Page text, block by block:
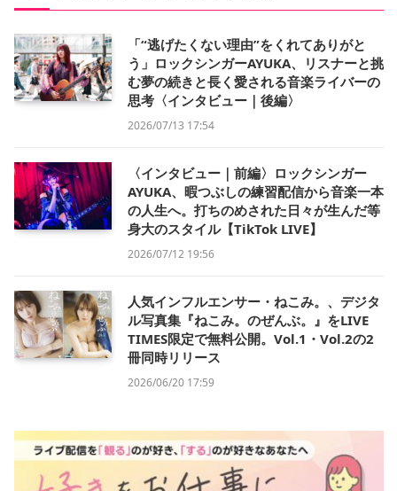
「“逃げたくない理由”をくれてありがと
う」ロックシンガーAYUKA、リスナーと挑
む夢の続きと長く愛される音楽ライバーの
思考〈インタビュー｜後編〉
2026/07/13 17:54
〈インタビュー｜前編〉ロックシンガー
AYUKA、暇つぶしの練習配信から音楽一本
の人生へ。打ちのめされた日々が生んだ等
身大のスタイル【TikTok LIVE】
2026/07/12 19:56
人気インフルエンサー・ねこみ。、デジタ
ル写真集『ねこみ。のぜんぶ。』をLIVE
TIMES限定で無料公開。Vol.1・Vol.2の2
冊同時リリース
2026/06/20 17:59